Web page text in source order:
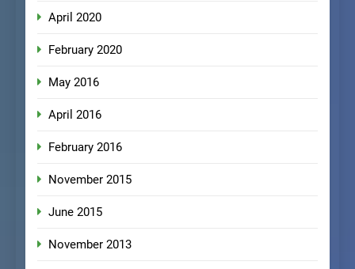
April 2020
February 2020
May 2016
April 2016
February 2016
November 2015
June 2015
November 2013